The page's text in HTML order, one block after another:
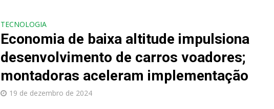
TECNOLOGIA
Economia de baixa altitude impulsiona
desenvolvimento de carros voadores;
montadoras aceleram implementação
19 de dezembro de 2024